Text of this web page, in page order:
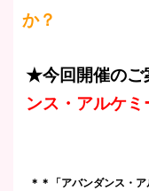
か？
★今回開催のご
ンス・アルケミ
＊＊「アバンダンス・